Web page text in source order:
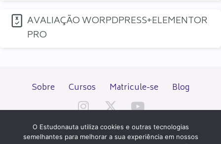
AVALIAÇÃO WORPDPRESS+ELEMENTOR
PRO
Sobre Cursos Matricule-se Blog
O Estudonauta utiliza cookies e outras tecnologias
semelhantes para melhorar a sua experiência em nossos